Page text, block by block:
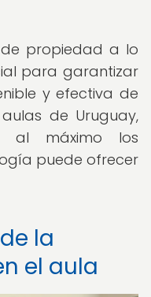
propiedad a lo
para garantizar
y efectiva de
de Uruguay,
al máximo los
puede ofrecer
la
el aula